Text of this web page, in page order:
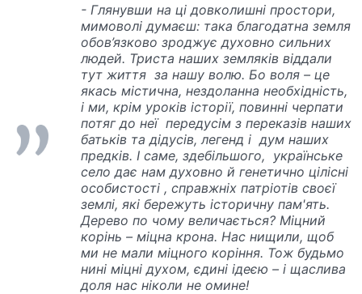
- Глянувши на ці довколишні простори,
мимоволі думаєш: така благодатна земля
обов’язково зроджує духовно сильних
людей. Триста наших земляків віддали
тут життя за нашу волю. Бо воля – це
якась містична, нездоланна необхідність,
і ми, крім уроків історії, повинні черпати
потяг до неї передусім з переказів наших
батьків та дідусів, легенд і дум наших
предків. І саме, здебільшого, українське
село дає нам духовно й генетично цілісні
особистості , справжніх патріотів своєї
землі, які бережуть історичну пам'ять.
Дерево по чому величається? Міцний
корінь – міцна крона. Нас нищили, щоб
ми не мали міцного коріння. Тож будьмо
нині міцні духом, єдині ідеєю – і щаслива
доля нас ніколи не омине!